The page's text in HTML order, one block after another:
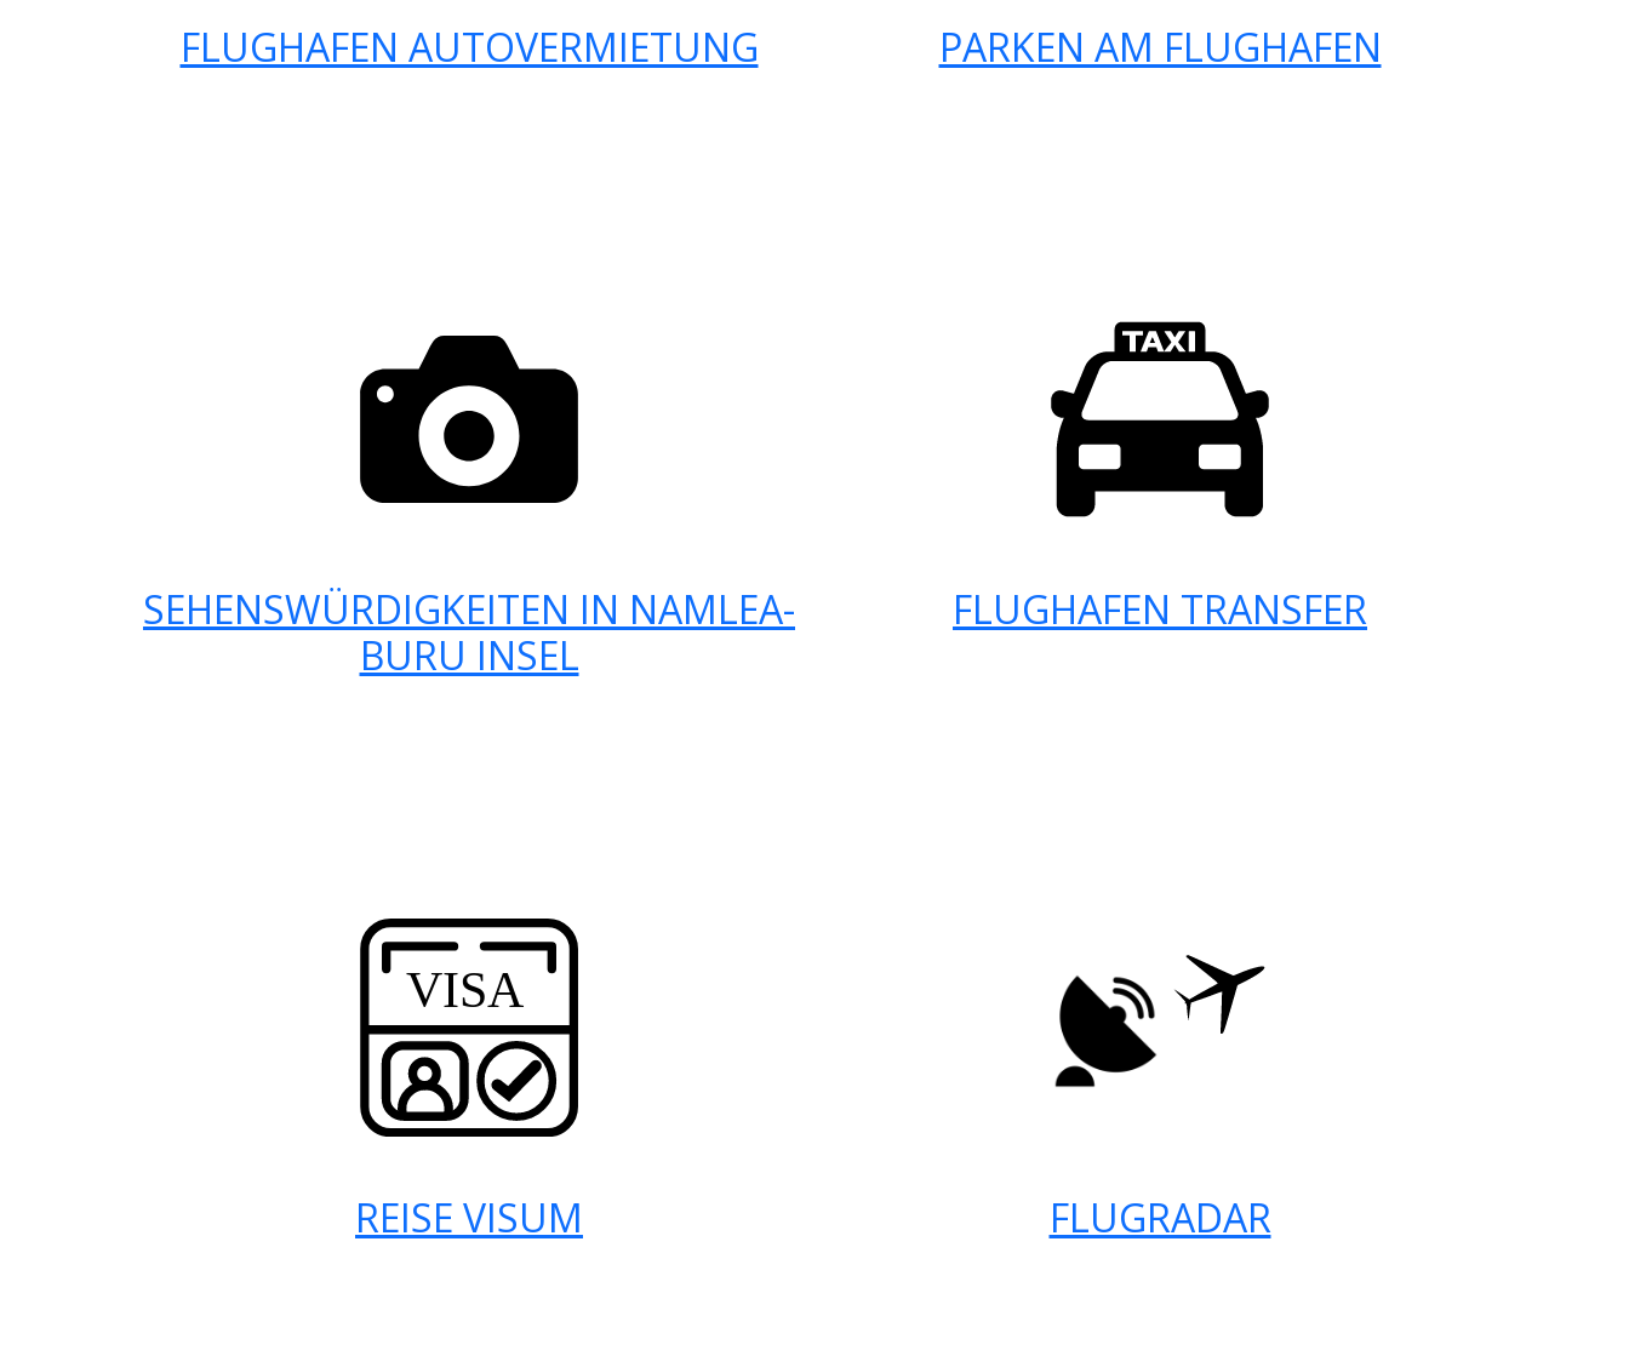
FLUGHAFEN AUTOVERMIETUNG PARKEN AM FLUGHAFEN
SEHENSWÜRDIGKEITEN IN NAMLEA-
BURU INSEL
FLUGHAFEN TRANSFER
REISE VISUM FLUGRADAR